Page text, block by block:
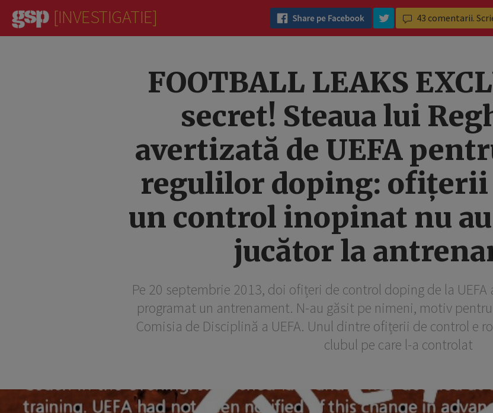
[INVESTIGATIE] 43 comentarii.
FOOTBALL LEAKS
secret! Steaua lui
avertizată de UEFA
regulilor doping:
un control inopinat nu
jucător la
Pe 20 septembrie 2013, doi ofițeri de control doping de la UEFA
programat un antrenament. N-au găsit pe nimeni, motiv
Comisia de Disciplină a UEFA. Unul dintre ofițerii de control e
clubul pe care l-a controlat